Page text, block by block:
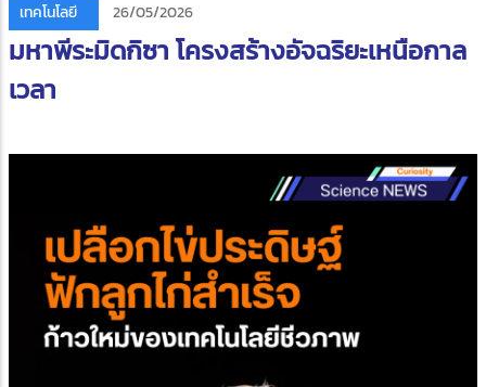
เทคโนโลยี 26/05/2026
มหาพีระมิดกิซา โครงสร้างอัจฉริยะเหนือกาล
เวลา